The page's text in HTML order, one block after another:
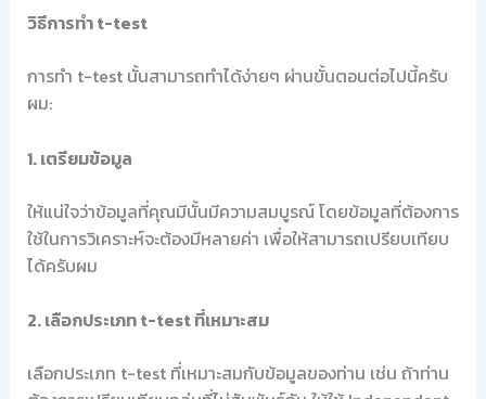
วิธีการทำ t-test
การทำ t-test นั้นสามารถทำได้ง่ายๆ ผ่านขั้นตอนต่อไปนี้ครับ
ผม:
1. เตรียมข้อมูล
ให้แน่ใจว่าข้อมูลที่คุณมีนั้นมีความสมบูรณ์ โดยข้อมูลที่ต้องการ
ใช้ในการวิเคราะห์จะต้องมีหลายค่า เพื่อให้สามารถเปรียบเทียบ
ได้ครับผม
2. เลือกประเภท t-test ที่เหมาะสม
เลือกประเภท t-test ที่เหมาะสมกับข้อมูลของท่าน เช่น ถ้าท่าน